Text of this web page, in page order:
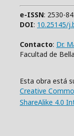
e-ISSN: 2530-
DOI: 10.25145/
Contacto: Dr.
Facultad de
Esta obra está
Creative
ShareAlike 4.0